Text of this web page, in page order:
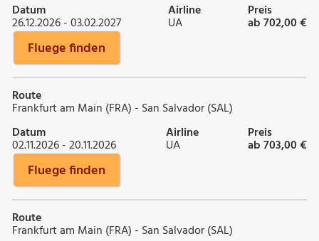
Datum
26.12.2026 - 03.02.2027
Airline
UA
Preis
ab 702,00 €
Fluege finden
Route
Frankfurt am Main (FRA) - San Salvador (SAL)
Datum
02.11.2026 - 20.11.2026
Airline
UA
Preis
ab 703,00 €
Fluege finden
Route
Frankfurt am Main (FRA) - San Salvador (SAL)